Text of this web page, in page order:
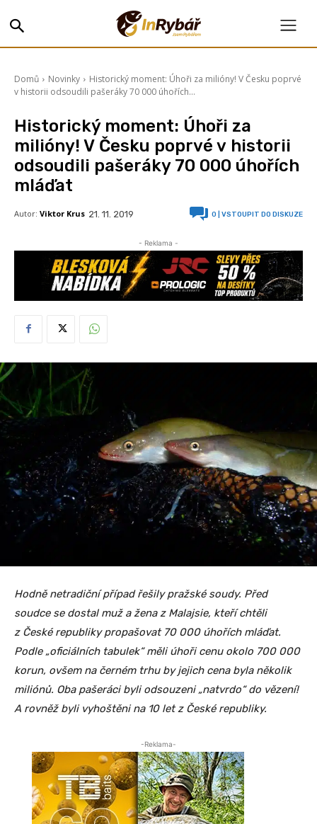
Domů Novinky
Historický moment: Úhoři za milióny! V Česku poprvé
v historii odsoudili pašeráky 70 000 úhořích...
Historický moment: Úhoři za
milióny! V Česku poprvé v historii
odsoudili pašeráky 70 000 úhořích
mláďat
Autor: Viktor Krus 21. 11. 2019 0 | VSTOUPIT DO DISKUZE
- Reklama -
Hodně netradiční případ řešily pražské soudy. Před
soudce se dostal muž a žena z Malajsie, kteří chtěli
z České republiky propašovat 70 000 úhořích mláďat.
Podle „oficiálních tabulek“ měli úhoři cenu okolo 700 000
korun, ovšem na černém trhu by jejich cena byla několik
miliónů. Oba pašeráci byli odsouzeni „natvrdo“ do vězení!
A rovněž byli vyhoštěni na 10 let z České republiky.
-Reklama-